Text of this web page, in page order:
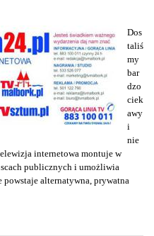
Dos
taliś
my
bar
dzo
ciek
awy
i
nie
internetowa montuje w
publicznych i umożliwia
alternatywna, prywatna